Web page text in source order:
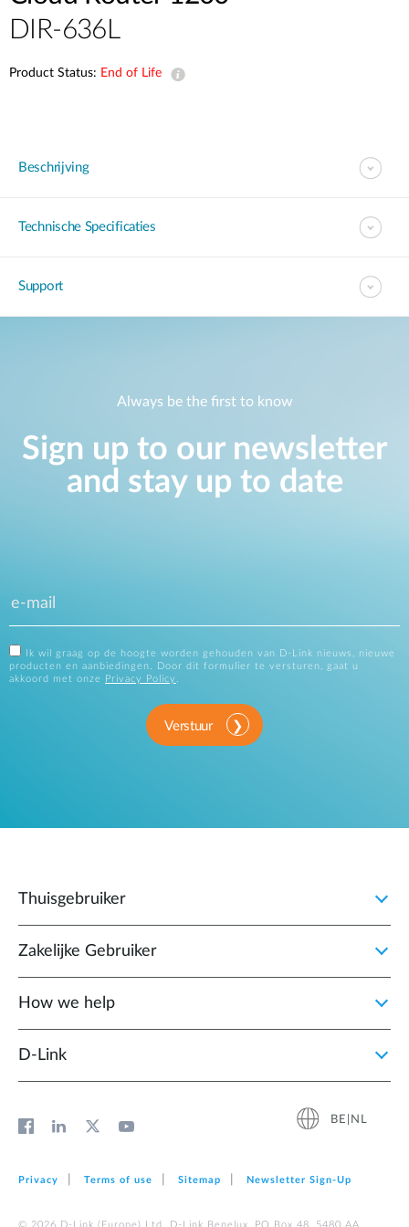
DIR-636L
Product Status: End of Life
Beschrijving
Technische Specificaties
Support
Always be the first to know
Sign up to our newsletter
and stay up to date
Ik wil graag op de hoogte worden gehouden van D-Link nieuws, nieuwe
producten en aanbiedingen. Door dit formulier te versturen, gaat u
akkoord met onze
Privacy Policy .
Verstuur
Thuisgebruiker
Zakelijke Gebruiker
How we help
D‑Link
BE|NL
Privacy Terms of use Sitemap Newsletter Sign‑Up